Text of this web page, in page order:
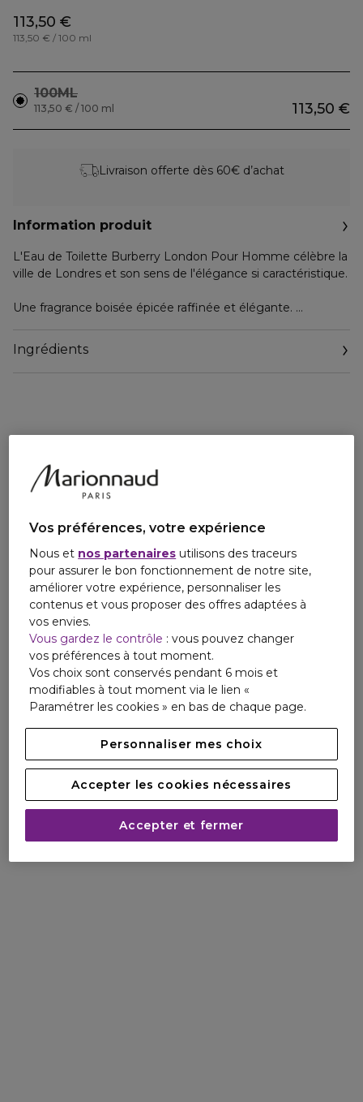
113,50 €
113,50 € / 100 ml
100ML
113,50 €
113,50 € / 100 ml
Livraison offerte dès 60€ d’achat
Information produit
L'Eau de Toilette Burberry London Pour Homme célèbre la
ville de Londres et son sens de l'élégance si caractéristique.
Une fragrance boisée épicée raffinée et élégante.
Les notes de tête mêlent la bergamote, le poivre noir, la
lavande et les feuilles de cannelle.
Le flacon est décoré d'un tissu du célèbre tartan Burberry
dans des tons de marron.
L'étui est le reflet du flacon avec le même motif en
lien direct avec la collection de prêt à porter Burberry
London.
Ingrédients
Vos préférences, votre expérience
Nous et nos partenaires utilisons des traceurs
pour assurer le bon fonctionnement de notre site,
améliorer votre expérience, personnaliser les
contenus et vous proposer des offres adaptées à
vos envies.
Vous gardez le contrôle : vous pouvez changer
vos préférences à tout moment.
Vos choix sont conservés pendant 6 mois et
modifiables à tout moment via le lien «
Paramétrer les cookies » en bas de chaque page.
Personnaliser mes choix
Accepter les cookies nécessaires
Accepter et fermer